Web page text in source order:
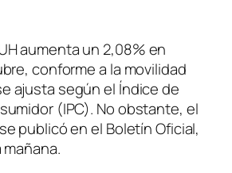
aumenta un 2,08% en
conforme a la movilidad
ajusta según el Índice de
(IPC). No obstante, el
publicó en el Boletín Oficial,